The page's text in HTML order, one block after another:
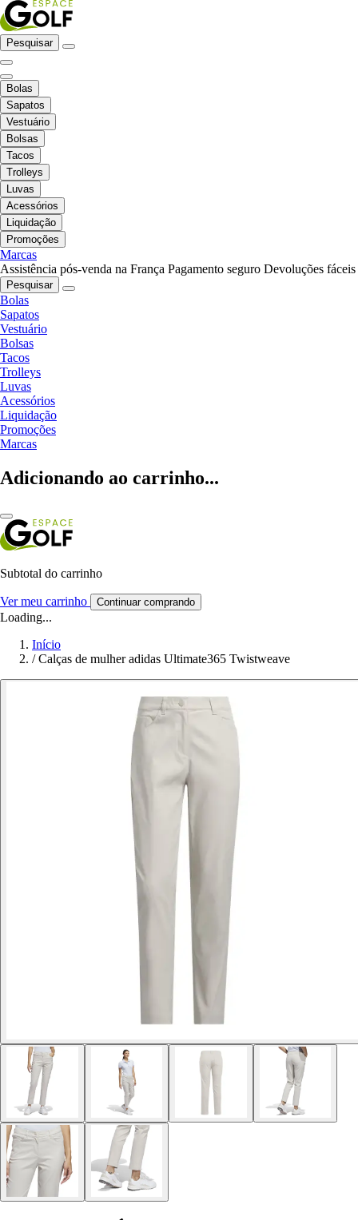
Pesquisar
Bolas
Sapatos
Vestuário
Bolsas
Tacos
Trolleys
Luvas
Acessórios
Liquidação
Promoções
Marcas
Assistência pós-venda na França Pagamento seguro Devoluções fáceis
Pesquisar
Bolas
Sapatos
Vestuário
Bolsas
Tacos
Trolleys
Luvas
Acessórios
Liquidação
Promoções
Marcas
Adicionando ao carrinho...
Subtotal do carrinho
Ver meu carrinho Continuar comprando
Loading...
Início
/ Calças de mulher adidas Ultimate365 Twistweave